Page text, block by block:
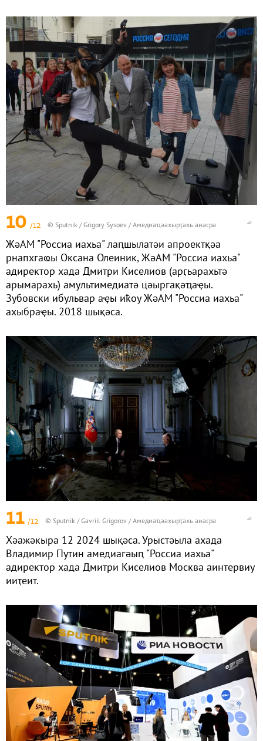
10 /12 © Sputnik / Grigory Sysoev /Амедиаҵәахырҭахь аиасра
ЖәАМ "Россиа иахьа" лаԥшылатәи апроектқәа
рнапхгаҩы Оксана Олеиник, ЖәАМ "Россиа иахьа"
адиректор хада Дмитри Киселиов (арӷьарахьтә
арымарахь) амультимедиатә цәыргақәҵаҿы.
Зубовски ибульвар аҿы иҟоу ЖәАМ "Россиа иахьа"
ахыбраҿы. 2018 шықәса.
11 /12 © Sputnik / Gavriil Grigorov /Амедиаҵәахырҭахь аиасра
Хәажәкыра 12 2024 шықәса. Урыстәыла ахада
Владимир Путин амедиагәыԥ "Россиа иахьа"
адиректор хада Дмитри Киселиов Москва аинтервиу
ииҭеит.